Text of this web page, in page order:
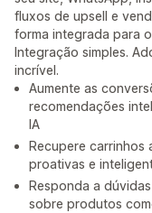
fluxos de upsell e
forma integrada para
Integração simples.
incrível.
Aumente as
recomendações
IA
Recupere
proativas e
Responda a
sobre produtos